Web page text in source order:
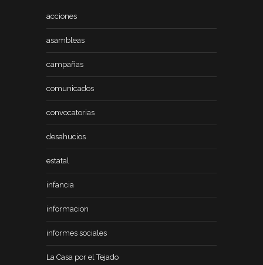
acciones
asambleas
campañas
comunicados
convocatorias
desahucios
estatal
infancia
informacion
informes sociales
La Casa por el Tejado